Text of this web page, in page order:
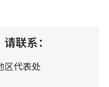
联系：
区代表处